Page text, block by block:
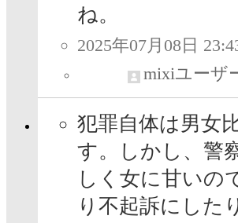
ね。
2025年07月08日
mixiユーザ
犯罪自体は男女
す。しかし、警
しく女に甘いの
り不起訴にした